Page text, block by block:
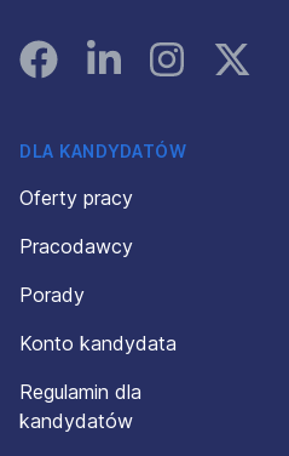
FacebookLinked InInstagramInstagram
DLA KANDYDATÓW
Oferty pracy
Pracodawcy
Porady
Konto kandydata
Regulamin dla
kandydatów